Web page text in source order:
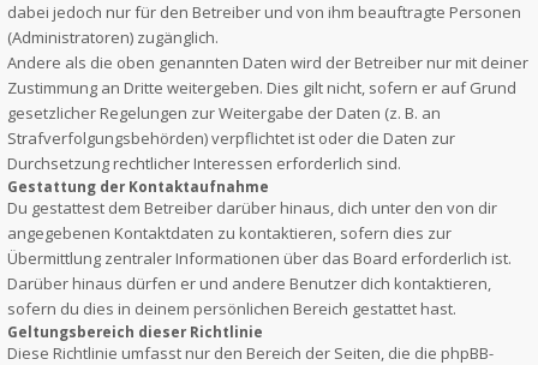
dabei jedoch nur für den Betreiber und von ihm beauftragte Personen
(Administratoren) zugänglich.
Andere als die oben genannten Daten wird der Betreiber nur mit deiner
Zustimmung an Dritte weitergeben. Dies gilt nicht, sofern er auf Grund
gesetzlicher Regelungen zur Weitergabe der Daten (z. B. an
Strafverfolgungsbehörden) verpflichtet ist oder die Daten zur
Durchsetzung rechtlicher Interessen erforderlich sind.
Gestattung der Kontaktaufnahme
Du gestattest dem Betreiber darüber hinaus, dich unter den von dir
angegebenen Kontaktdaten zu kontaktieren, sofern dies zur
Übermittlung zentraler Informationen über das Board erforderlich ist.
Darüber hinaus dürfen er und andere Benutzer dich kontaktieren,
sofern du dies in deinem persönlichen Bereich gestattet hast.
Geltungsbereich dieser Richtlinie
Diese Richtlinie umfasst nur den Bereich der Seiten, die die phpBB-